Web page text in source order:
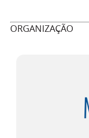
ORGANIZAÇÃO